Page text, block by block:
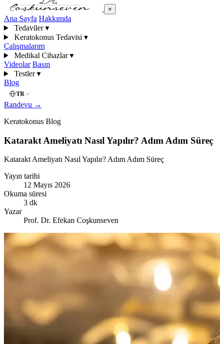
×
Ana Sayfa Hakkımda
Tedaviler ▾
Keratokonus Tedavisi ▾
Çalışmalarım
Medikal Cihazlar ▾
Videolar Basın
Testler ▾
Blog
TR
Randevu →
Keratokonus Blog
Katarakt Ameliyatı Nasıl Yapılır? Adım Adım Süreç
Katarakt Ameliyatı Nasıl Yapılır? Adım Adım Süreç
Yayın tarihi
12 Mayıs 2026
Okuma süresi
3 dk
Yazar
Prof. Dr. Efekan Coşkunseven